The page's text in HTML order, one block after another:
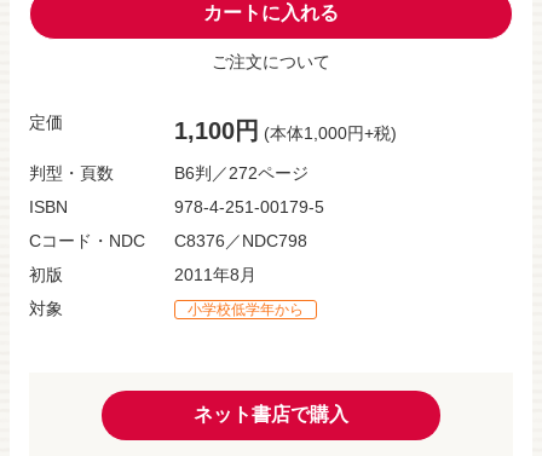
カートに入れる
ご注文について
定価 1,100円 (本体1,000円+税)
判型・頁数
B6判／272ページ
ISBN
978-4-251-00179-5
Cコード・NDC
C8376／NDC798
初版
2011年8月
対象
小学校低学年から
ネット書店で購入